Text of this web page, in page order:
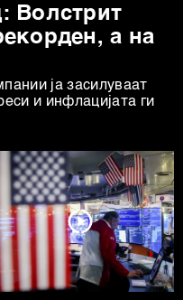
Волстрит
а на
ја засилуваат
и инфлацијата ги